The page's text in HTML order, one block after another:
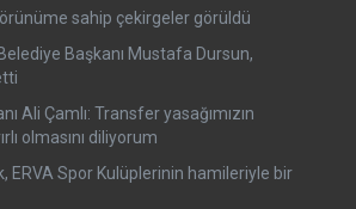
sahip çekirgeler görüldü
Belediye Başkanı Mustafa Dursun,
Ali Çamlı: Transfer yasağımızın
olmasını diliyorum
ERVA Spor Kulüplerinin hamileriyle bir